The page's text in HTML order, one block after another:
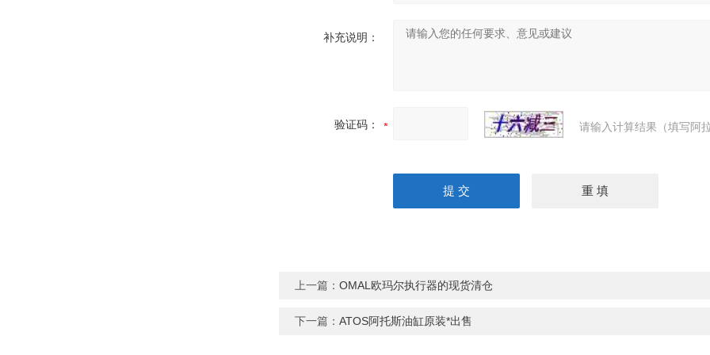
补充说明：
验证码： 请输入计算结果（填写阿
上一篇： OMAL欧玛尔执行器的现货清仓
下一篇： ATOS阿托斯油缸原装*出售